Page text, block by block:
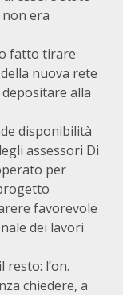
era
fatto tirare
nuova rete
alla
disponibilità
assessori Di
per
favorevole
dei lavori
l’on.
chiedere, a